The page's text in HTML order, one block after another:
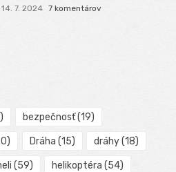
14. 7. 2024 7 komentárov
bezpečnosť(19)
Dráha (15) dráhy(18)
(59) helikoptéra (54)